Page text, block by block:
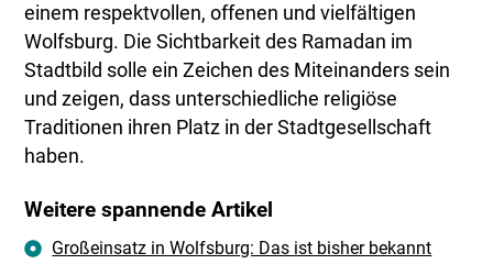
einem respektvollen, offenen und vielfältigen
Wolfsburg. Die Sichtbarkeit des Ramadan im
Stadtbild solle ein Zeichen des Miteinanders sein
und zeigen, dass unterschiedliche religiöse
Traditionen ihren Platz in der Stadtgesellschaft
haben.
Weitere spannende Artikel
Großeinsatz in Wolfsburg: Das ist bisher bekannt